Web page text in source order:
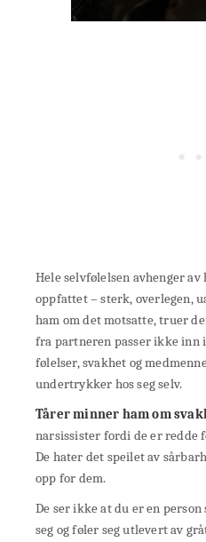
Hele selvfølelsen avhenger
oppfattet – sterk, overlegen,
ham om det motsatte, truer
fra partneren passer ikke inn
følelser, svakhet og
undertrykker hos seg selv.
Tårer minner ham om
narsissister fordi de er redde
De hater det speilet av
opp for dem.
De ser ikke at du er en
seg og føler seg utlevert av